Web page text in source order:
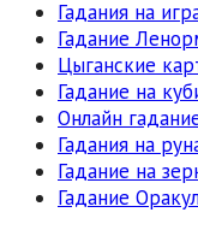
Гадания на
Гадание
Цыганские
Гадание на
Онлайн
Гадания на
Гадание на
Гадание